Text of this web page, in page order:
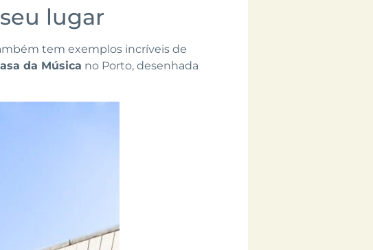
lugar
tem exemplos incríveis de
da Música no Porto, desenhada